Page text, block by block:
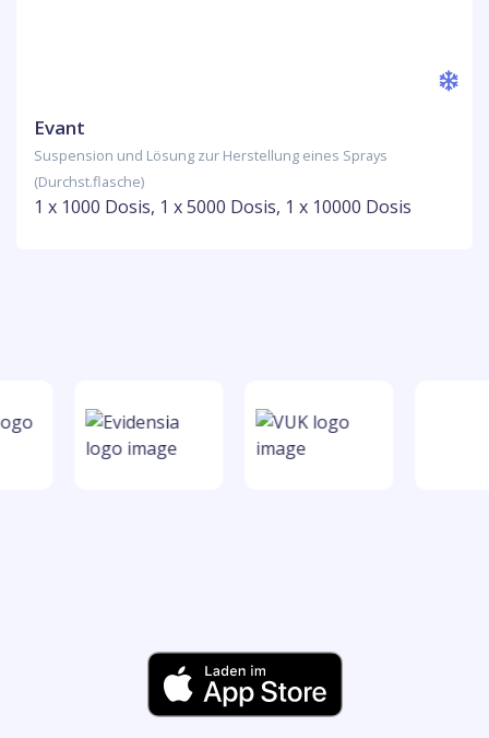
Evant
Suspension und Lösung zur Herstellung eines Sprays
(Durchst.flasche)
1 x 1000 Dosis, 1 x 5000 Dosis, 1 x 10000 Dosis